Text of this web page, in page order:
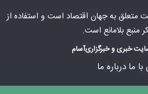
متعلق بهجهان اقتصاد است و استفاده از
منبع بلامانع است.
خبری و خبرگزاریآسام
ما درباره ما